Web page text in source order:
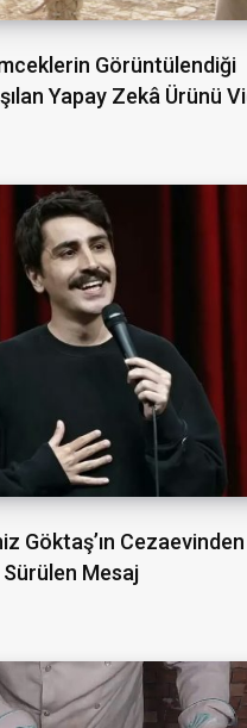
Görüntülendiği
Yapay Zekâ Ürünü
Göktaş’ın Cezaevinden
Mesaj